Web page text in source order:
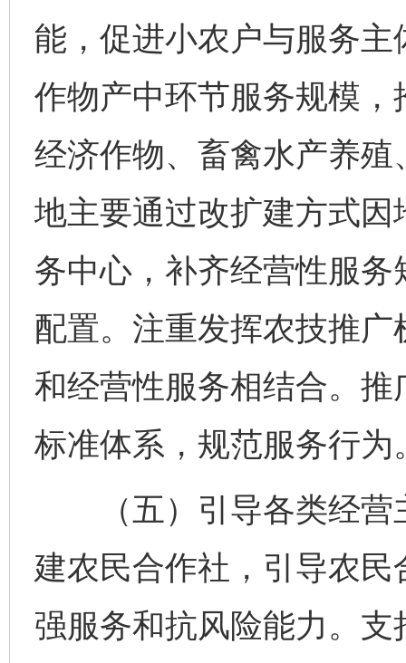
能，促进小农户与服务
作物产中环节服务规模
经济作物、畜禽水产养
地主要通过改扩建方式
务中心，补齐经营性服
配置。注重发挥农技推
和经营性服务相结合。
标准体系，规范服务行为
（五）引导各类经营
建农民合作社，引导农
强服务和抗风险能力。